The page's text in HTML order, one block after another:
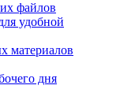
файлов
удобной
материалов
дня